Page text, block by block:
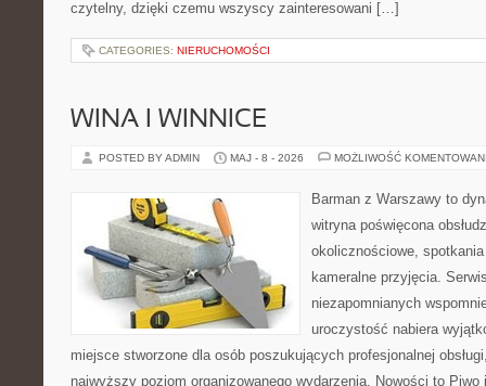
czytelny, dzięki czemu wszyscy zainteresowani […]
CATEGORIES: NIERUCHOMOŚCI
WINA I WINNICE
POSTED BY ADMIN MAJ - 8 - 2026 MOŻLIWOŚĆ
Barman z Warszawy to
witryna poświęcona
okolicznościowe,
kameralne przyjęcia.
niezapomnianych
uroczystość nabiera
miejsce stworzone dla osób poszukujących profesjonalnej
najwyższy poziom organizowanego wydarzenia. Nowości to